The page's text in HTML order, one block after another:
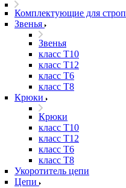
Комплектующие для строп
Звенья
Звенья
класс Т10
класс Т12
класс Т6
класс Т8
Крюки
Крюки
класс Т10
класс Т12
класс Т6
класс Т8
Укоротитель цепи
Цепи